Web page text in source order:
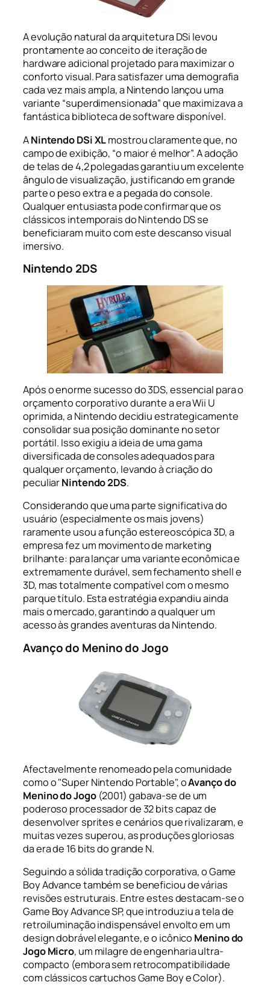
A evolução natural da arquitetura DSi levou
prontamente ao conceito de iteração de
hardware adicional projetado para maximizar o
conforto visual. Para satisfazer uma demografia
cada vez mais ampla, a Nintendo lançou uma
variante “superdimensionada” que maximizava a
fantástica biblioteca de software disponível.
ANintendo DSi XLmostrou claramente que, no
campo de exibição, “o maior é melhor”. A adoção
de telas de 4,2 polegadas garantiu um excelente
ângulo de visualização, justificando em grande
parte o peso extra e a pegada do console.
Qualquer entusiasta pode confirmar que os
clássicos intemporais do Nintendo DS se
beneficiaram muito com este descanso visual
imersivo.
Nintendo 2DS
Após o enorme sucesso do 3DS, essencial para o
orçamento corporativo durante a era Wii U
oprimida, a Nintendo decidiu estrategicamente
consolidar sua posição dominante no setor
portátil. Isso exigiu a ideia de uma gama
diversificada de consoles adequados para
qualquer orçamento, levando à criação do
peculiarNintendo 2DS.
Considerando que uma parte significativa do
usuário (especialmente os mais jovens)
raramente usou a função estereoscópica 3D, a
empresa fez um movimento de marketing
brilhante: para lançar uma variante econômica e
extremamente durável, sem fechamento shell e
3D, mas totalmente compatível com o mesmo
parque título. Esta estratégia expandiu ainda
mais o mercado, garantindo a qualquer um
acesso às grandes aventuras da Nintendo.
Avanço do Menino do Jogo
Afectavelmente renomeado pela comunidade
como o "Super Nintendo Portable", oAvanço do
Menino do Jogo(2001) gabava-se de um
poderoso processador de 32 bits capaz de
desenvolver sprites e cenários que rivalizaram, e
muitas vezes superou, as produções gloriosas
da era de 16 bits do grande N.
Seguindo a sólida tradição corporativa, o Game
Boy Advance também se beneficiou de várias
revisões estruturais. Entre estes destacam-se o
Game Boy Advance SP, que introduziu a tela de
retroiluminação indispensável envolto em um
design dobrável elegante, e o icônico Menino do
Jogo Micro, um milagre de engenharia ultra-
compacto (embora sem retrocompatibilidade
com clássicos cartuchos Game Boy e Color).